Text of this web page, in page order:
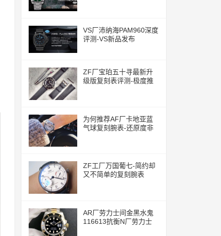
VS厂沛纳海PAM960深度
评测-VS新品发布
ZF厂宝珀五十寻最新升
级版复刻表评测-极度推
为何推荐AF厂卡地亚蓝
气球复刻腕表-还原度非
ZF工厂万国葡七-简约却
又不简单的复刻腕表
AR厂劳力士间金黑水鬼
116613抗衡N厂劳力士